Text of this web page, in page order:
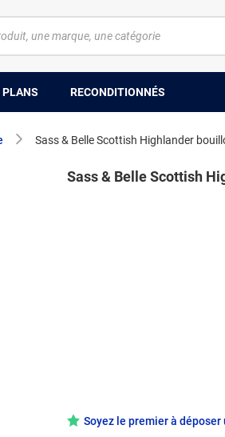
PLANS RECONDITIONNÉS
Sass & Belle Scottish Highlander
Sass & Belle Scottish
Soyez le premier à déposer